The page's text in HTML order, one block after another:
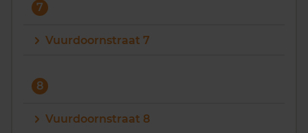
7
Vuurdoornstraat 7
8
Vuurdoornstraat 8